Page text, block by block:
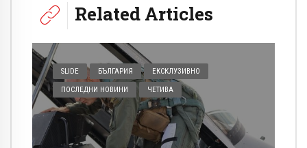
Related Articles
SLIDE БЪЛГАРИЯ ЕКСКЛУЗИВНО
ПОСЛЕДНИ НОВИНИ ЧЕТИВА